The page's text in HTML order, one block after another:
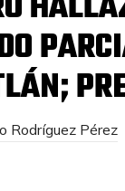
Rodríguez Pérez